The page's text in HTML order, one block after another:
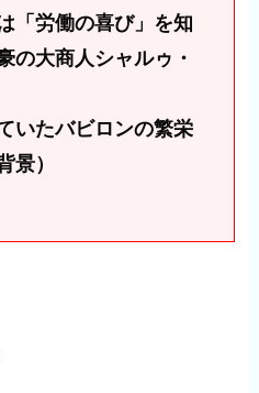
労働の喜び」を知
の大商人シャルゥ・
いたバビロンの繁栄
景）